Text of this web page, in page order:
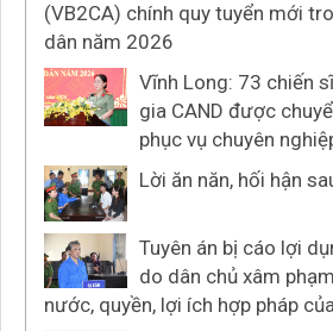
(VB2CA) chính quy tuyển mới
dân năm 2026
Vĩnh Long: 73 chiến
gia CAND được
phục vụ chuyên
Lời ăn năn, hối hận
Tuyên án bị cáo lợi
do dân chủ xâm
nước, quyền, lợi ích hợp pháp